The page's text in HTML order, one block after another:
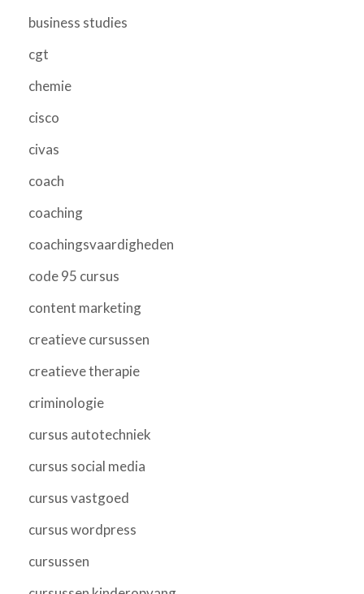
business studies
cgt
chemie
cisco
civas
coach
coaching
coachingsvaardigheden
code 95 cursus
content marketing
creatieve cursussen
creatieve therapie
criminologie
cursus autotechniek
cursus social media
cursus vastgoed
cursus wordpress
cursussen